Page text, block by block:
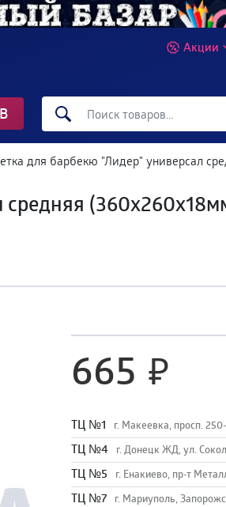
Акции
для барбекю "Лидер" универсал
665
TЦ №1 г. Макеевка, просп.
TЦ №4 г. Донецк ЖД, ул.
TЦ №5 г. Енакиево, пр-т
ТЦ №7 г. Мариуполь,